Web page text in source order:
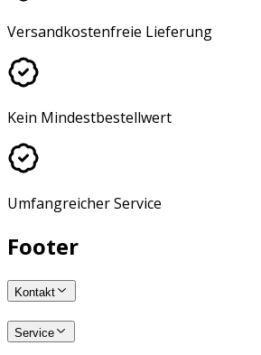
Versandkostenfreie Lieferung
Kein Mindestbestellwert
Umfangreicher Service
Footer
Kontakt
Service